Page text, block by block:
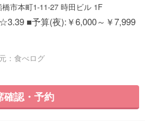
市本町1-11-27 時田ビル 1F
■予算(夜):￥6,000～￥7,999
：食べログ
認・予約